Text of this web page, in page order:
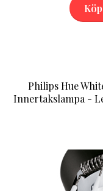
Philips Hue
Innertakslampa -